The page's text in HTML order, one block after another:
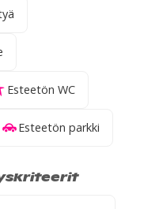
Esteetön WC
Esteetön parkki